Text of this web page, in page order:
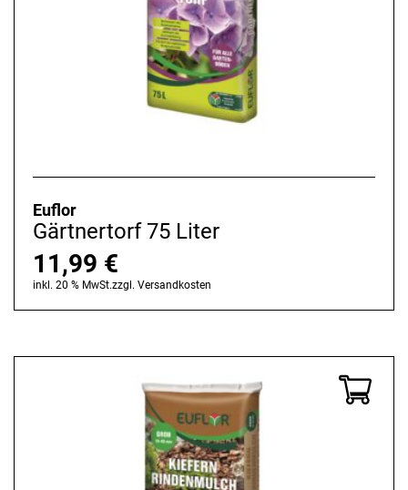
Euflor
Gärtnertorf 75 Liter
11,99 €
inkl. 20 % MwSt.zzgl. Versandkosten